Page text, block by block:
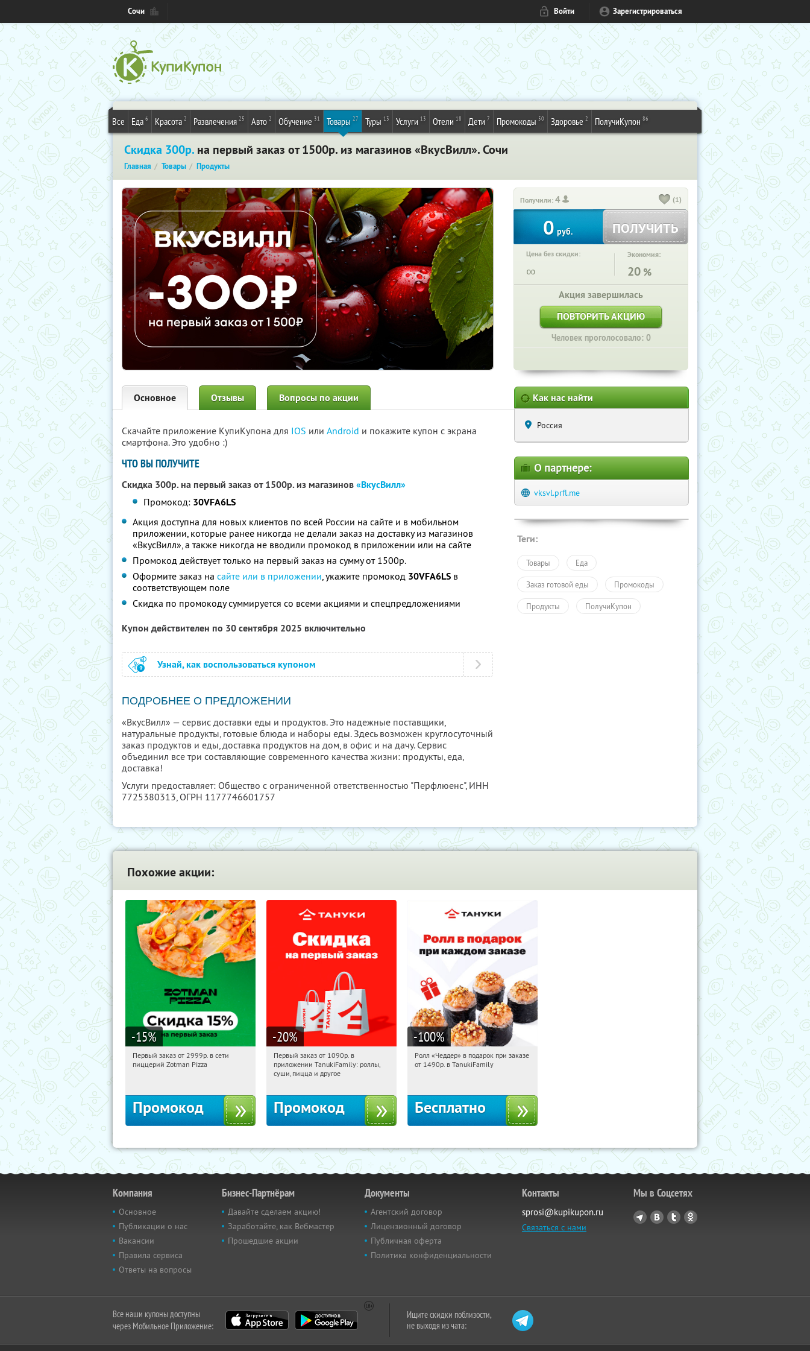
Сочи Войти Зарегистрироваться
Все Еда 6 Красота 2 Развлечения 25 Авто 2 Обучение 31 Товары 27 Туры 13 Услуги 13 Отели 18 Дети 7 Промокоды 50 Здоровье 2 ПолучиКупон 86
Скидка 300р. на первый заказ от 1500р. из магазинов «ВкусВилл». Сочи
Главная Товары Продукты
Получили:4 (1)
0 руб. ПОЛУЧИТЬ
Цена без скидки:
∞
Экономия:
20 %
Акция завершилась
ПОВТОРИТЬ АКЦИЮ
Человек проголосовало: 0
Основное Отзывы Вопросы по акции
Скачайте приложение КупиКупона для IOS или Android и покажите купон с экрана
смартфона. Это удобно :)
ЧТО ВЫ ПОЛУЧИТЕ
Скидка 300р. на первый заказ от 1500р. из магазинов«ВкусВилл»
Промокод: 30VFA6LS
Акция доступна для новых клиентов по всей России на сайте и в мобильном
приложении, которые ранее никогда не делали заказ на доставку из магазинов
«ВкусВилл», а также никогда не вводили промокод в приложении или на сайте
Промокод действует только на первый заказ на сумму от 1500р.
Оформите заказ на сайте или в приложении, укажите промокод 30VFA6LS в
соответствующем поле
Скидка по промокоду суммируется со всеми акциями и спецпредложениями
Купон действителен по 30 сентября 2025 включительно
Узнай, как воспользоваться купоном
ПОДРОБНЕЕ О ПРЕДЛОЖЕНИИ
«ВкусВилл» — сервис доставки еды и продуктов. Это надежные поставщики,
натуральные продукты, готовые блюда и наборы еды. Здесь возможен круглосуточный
заказ продуктов и еды, доставка продуктов на дом, в офис и на дачу. Сервис
объединил все три составляющие современного качества жизни: продукты, еда,
доставка!
Услуги предоставляет: Общество с ограниченной ответственностью "Перфлюенс", ИНН
7725380313, ОГРН 1177746601757
Как нас найти
Россия
О партнере:
vksvl.prfl.me
Теги:
Товары Еда
Заказ готовой еды Промокоды
Продукты ПолучиКупон
Похожие акции:
-15%
01:13:33 Получили:
Первый заказ от 2999р. в сети
пиццерий Zotman Pizza
Промокод
-20%
01:13:33 Получили:
Россия
Первый заказ от 1090р. в
приложении TanukiFamily: роллы,
суши, пицца и другое
Промокод
-100%
01:13:33 Получили:108
Ролл «Чеддер» в подарок при заказе
от 1490р. в TanukiFamily
Бесплатно
Компания
Основное
Публикации о нас
Вакансии
Правила сервиса
Ответы на вопросы
Бизнес-Партнёрам
Давайте сделаем акцию!
Заработайте, как Вебмастер
Прошедшие акции
Документы
Агентский договор
Лицензионный договор
Публичная оферта
Политика конфиденциальности
Контакты
sprosi@kupikupon.ru
Связаться с нами
Мы в Соцсетях
Все наши купоны доступны
через Мобильное Приложение:
Ищите скидки поблизости,
не выходя из чата: